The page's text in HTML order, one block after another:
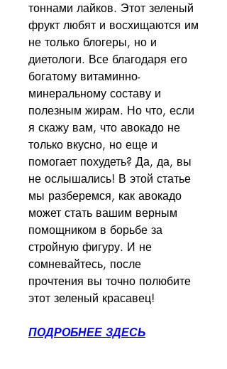
тоннами лайков. Этот зеленый
фрукт любят и восхищаются им
не только блогеры, но и
диетологи. Все благодаря его
богатому витаминно-
минеральному составу и
полезным жирам. Но что, если
я скажу вам, что авокадо не
только вкусно, но еще и
помогает похудеть? Да, да, вы
не ослышались! В этой статье
мы разберемся, как авокадо
может стать вашим верным
помощником в борьбе за
стройную фигуру. И не
сомневайтесь, после
прочтения вы точно полюбите
этот зеленый красавец!
ПОДРОБНЕЕ ЗДЕСЬ